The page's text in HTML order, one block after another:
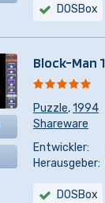
DOSBox
Block-Man 1
Puzzle,1994
Shareware
Entwickler:
Herausgeber:
DOSBox